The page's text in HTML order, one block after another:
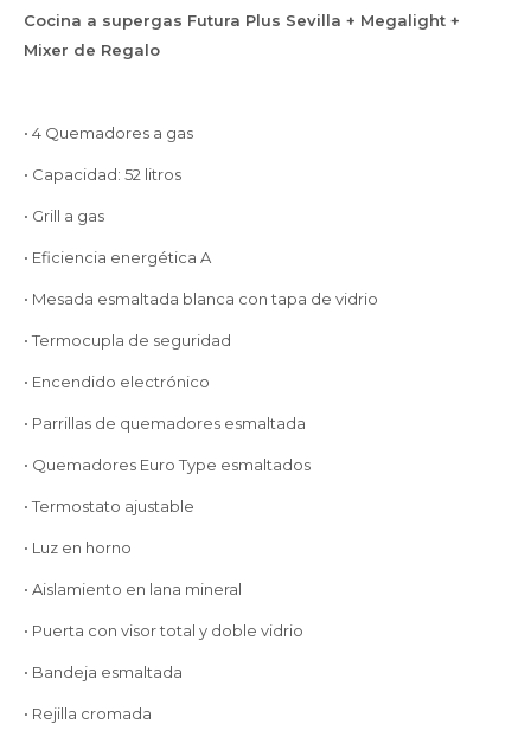
Cocina a supergas Futura Plus Sevilla + Megalight +
Mixer de Regalo
• 4 Quemadores a gas
• Capacidad: 52 litros
• Grill a gas
• Eficiencia energética A
• Mesada esmaltada blanca con tapa de vidrio
• Termocupla de seguridad
• Encendido electrónico
• Parrillas de quemadores esmaltada
• Quemadores Euro Type esmaltados
• Termostato ajustable
• Luz en horno
• Aislamiento en lana mineral
• Puerta con visor total y doble vidrio
• Bandeja esmaltada
• Rejilla cromada